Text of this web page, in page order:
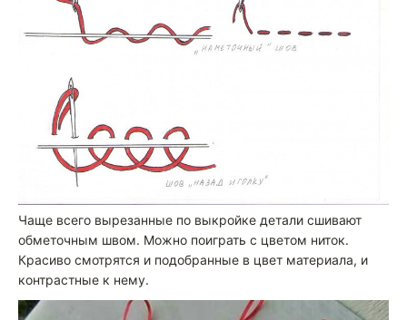
Чаще всего вырезанные по выкройке детали сшивают
обметочным швом. Можно поиграть с цветом ниток.
Красиво смотрятся и подобранные в цвет материала, и
контрастные к нему.